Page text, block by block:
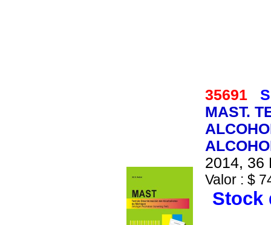
35691
MAST.
2014, 36
Valor : $
Stock